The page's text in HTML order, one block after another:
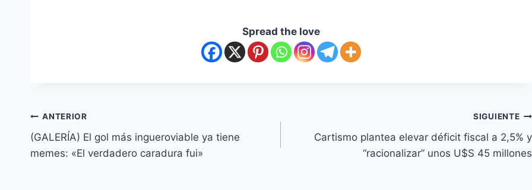
Spread the love
ANTERIOR
(GALERÍA) El gol más ingueroviable ya tiene
memes: «El verdadero caradura fui»
SIGUIENTE
Cartismo plantea elevar déficit fiscal a 2,5% y
“racionalizar” unos U$S 45 millones